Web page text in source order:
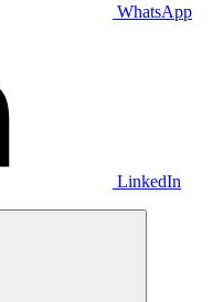
WhatsApp
LinkedIn